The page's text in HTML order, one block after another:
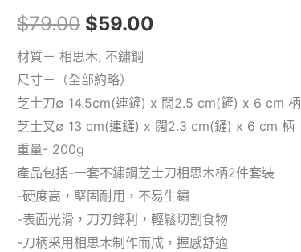
$79.00 價
格：
$79.00。
$59.00
材質－ 相思木, 不鏽鋼
尺寸－（全部約略）
芝士刀∅ 14.5cm(連鏟) x 闊2.5 cm(鏟) x 6 cm 柄
芝士叉∅ 13 cm(連鏟) x 闊2.3 cm(鏟) x 6 cm 柄
重量- 200g
產品包括-一套不鏽鋼芝士刀相思木柄2件套裝
-硬度高，堅固耐用，不易生鏽
-表面光滑，刀刃鋒利，輕鬆切割食物
-刀柄采用相思木制作而成，握感舒適
士
刀
相
思
木
柄
2
件
套
裝